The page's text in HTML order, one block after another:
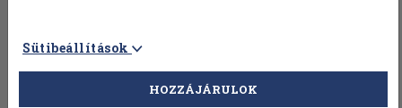
Vissza az előző oldalra
Sütibeállítások
HOZZÁJÁRULOK